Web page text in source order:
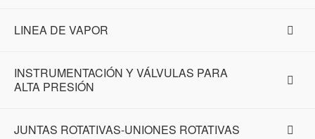
LINEA DE VAPOR
INSTRUMENTACIÓN Y VÁLVULAS PARA
ALTA PRESIÓN
JUNTAS ROTATIVAS-UNIONES ROTATIVAS